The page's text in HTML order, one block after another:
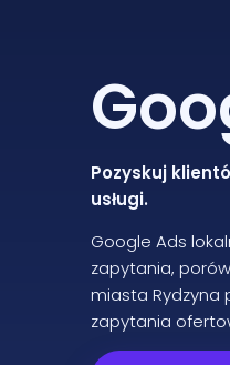
Pozyskuj
usługi.
Google Ads
zapytania,
miasta Rydzyna
zapytania